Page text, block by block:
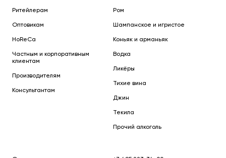
Ритейлерам
Оптовикам
HoReCa
Частным и корпоративным
клиентам
Производителям
Консультантам
Ром
Шампанское и игристое
Коньяк и арманьяк
Водка
Ликёры
Тихие вина
Джин
Текила
Прочий алкоголь